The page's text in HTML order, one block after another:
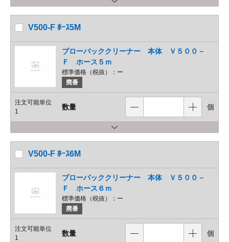
V500-F ﾎｰｽ5M
ブローバッククリーナー 本体 Ｖ５００－
Ｆ ホース５ｍ
標準価格（税抜）： ー
廃番
注文可能単位
1
数量 個
V500-F ﾎｰｽ6M
ブローバッククリーナー 本体 Ｖ５００－
Ｆ ホース６ｍ
標準価格（税抜）： ー
廃番
注文可能単位
1
数量 個